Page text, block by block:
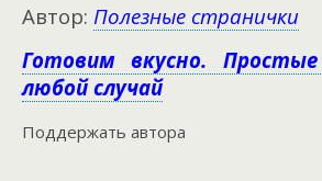
Автор: Полезные странички
Готовим вкусно.
любой случай
Поддержать автора